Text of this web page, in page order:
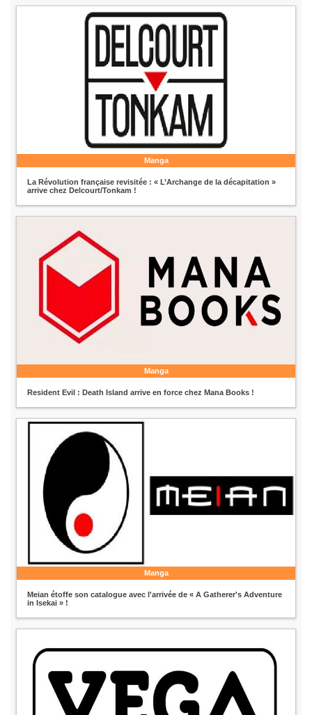
Manga
La Révolution française revisitée : « L’Archange de la décapitation »
arrive chez Delcourt/Tonkam !
Manga
Resident Evil : Death Island arrive en force chez Mana Books !
Manga
Meian étoffe son catalogue avec l'arrivée de « A Gatherer's Adventure
in Isekai » !